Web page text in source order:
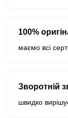
100%
маємо всі
Зворотній
швидко